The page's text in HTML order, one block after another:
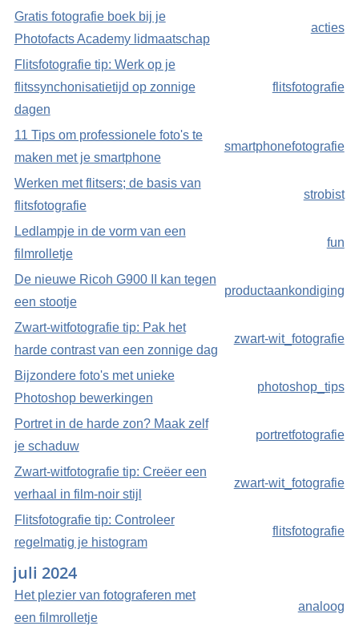
Gratis fotografie boek bij je
Photofacts Academy lidmaatschap
acties
Flitsfotografie tip: Werk op je
flitssynchonisatietijd op zonnige
dagen
flitsfotografie
11 Tips om professionele foto's te
maken met je smartphone
smartphonefotografie
Werken met flitsers; de basis van
flitsfotografie
strobist
Ledlampje in de vorm van een
filmrolletje
fun
De nieuwe Ricoh G900 II kan tegen
een stootje
productaankondiging
Zwart-witfotografie tip: Pak het
harde contrast van een zonnige dag
zwart-wit_fotografie
Bijzondere foto's met unieke
Photoshop bewerkingen
photoshop_tips
Portret in de harde zon? Maak zelf
je schaduw
portretfotografie
Zwart-witfotografie tip: Creëer een
verhaal in film-noir stijl
zwart-wit_fotografie
Flitsfotografie tip: Controleer
regelmatig je histogram
flitsfotografie
juli 2024
Het plezier van fotograferen met
een filmrolletje
analoog